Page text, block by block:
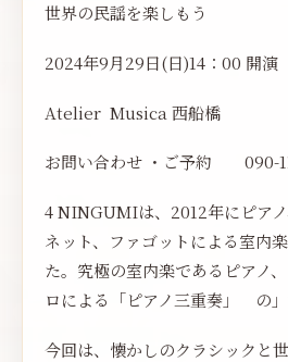
世界の民謡を楽しもう
2024年9月29日(日)14：00 開
Atelier Musica 西船橋
お問い合わせ ・ご予約 090-
4 NINGUMIは、2012年にピアノ
ネット、ファゴットによる室内
た。究極の室内楽であるピアノ
ロによる「ピアノ三重奏」 の」
今回は、懐かしのクラシックと